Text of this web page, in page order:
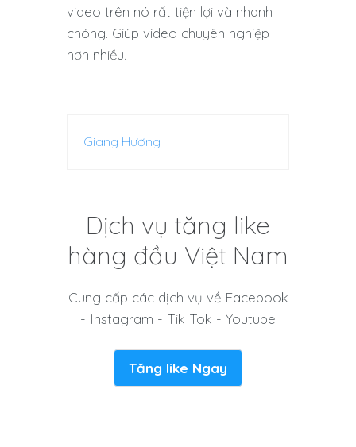
video trên nó rất tiện lợi và nhanh
chóng. Giúp video chuyên nghiệp
hơn nhiều.
Giang Hương
Dịch vụ tăng like
hàng đầu Việt Nam
Cung cấp các dịch vụ về Facebook
- Instagram - Tik Tok - Youtube
Tăng like Ngay